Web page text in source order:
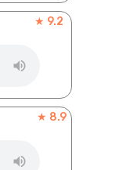
★ 9.2
★ 8.9